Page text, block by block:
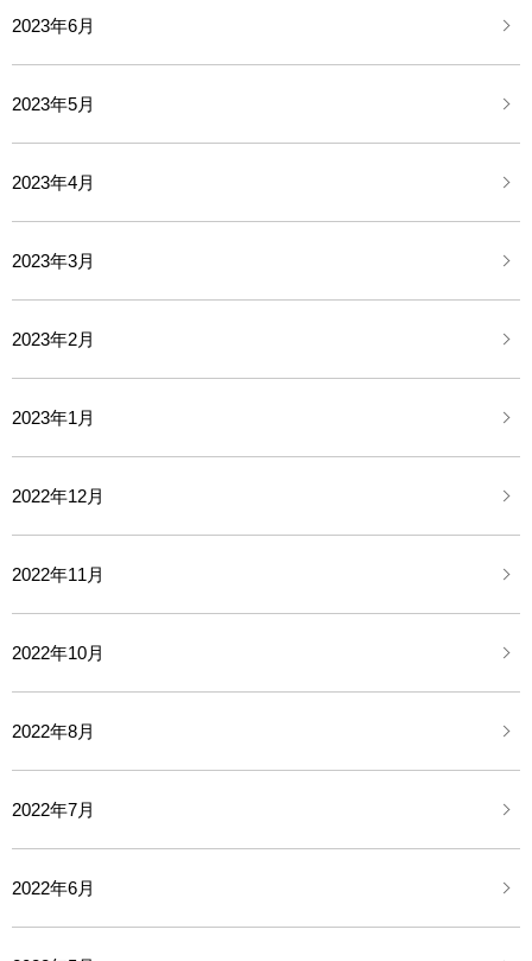
2023年6月
2023年5月
2023年4月
2023年3月
2023年2月
2023年1月
2022年12月
2022年11月
2022年10月
2022年8月
2022年7月
2022年6月